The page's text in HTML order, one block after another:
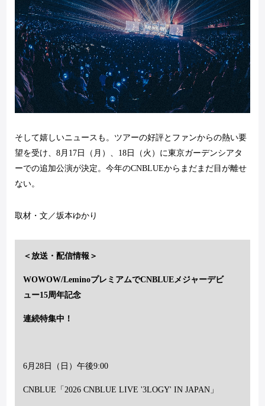
そして嬉しいニュースも。ツアーの好評とファンからの熱い要
望を受け、8月 17 日（月）、 18 日（火）に東京ガーデンシアタ
ーでの追加公演が決定。今年のCNBLUEからまだまだ目が離せ
ない。
取材・文／坂本ゆかり
＜放送・配信情報＞
WOWOW/LeminoプレミアムでCNBLUEメジャーデビ
ュー15周年記念
連続特集中！
6月28 日（日）午後9:00
CNBLUE 「2026 CNBLUE LIVE '3LOGY' IN JAPAN 」